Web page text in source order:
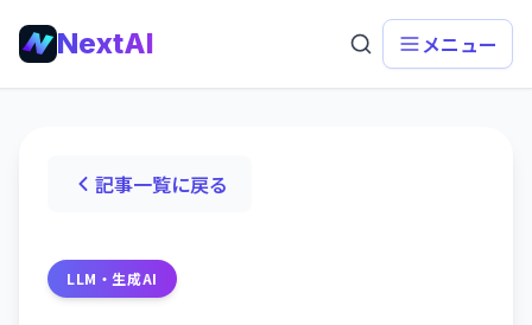
NextAI メニュー
記事一覧に戻る
LLM・生成AI